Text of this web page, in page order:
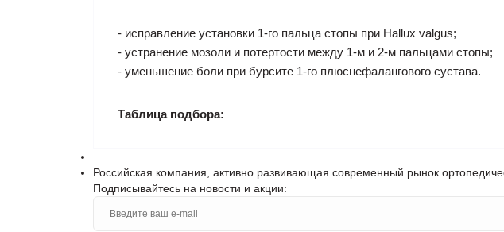
- исправление установки 1-го пальца стопы при Hallux valgus;
- устранение мозоли и потертости между 1-м и 2-м пальцами стопы;
- уменьшение боли при бурсите 1-го плюснефалангового сустава.
Таблица подбора:
Российская компания, активно развивающая современный рынок
Подписывайтесь на новости и акции: